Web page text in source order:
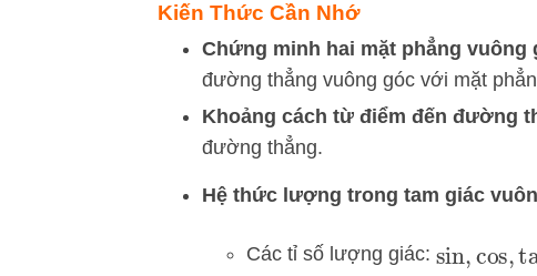
Kiến Thức Cần Nhớ
Chứng minh hai mặt phẳng vuông
đường thẳng vuông góc với mặt
Khoảng cách từ điểm đến đường
đường thẳng.
Hệ thức lượng trong tam giác
Các tỉ số lượng giác: sin, cos,